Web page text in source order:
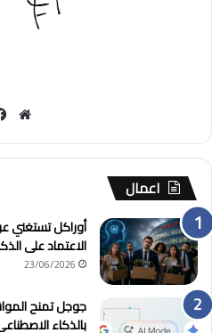
اعمال
الاعتماد على
23/06/2026
جوجل تمنح
بالذكاء